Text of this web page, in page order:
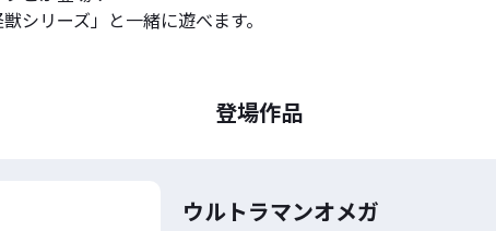
シリーズ」と一緒に遊べます。
登場作品
ウルトラマンオメガ